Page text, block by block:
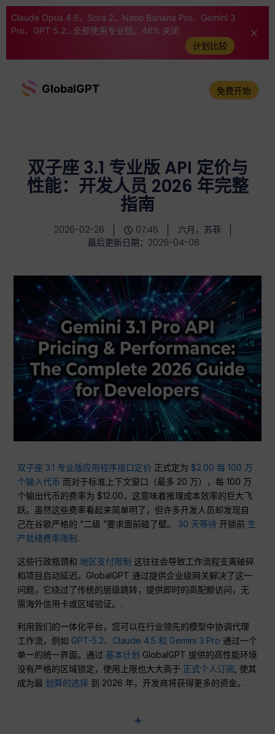
Claude Opus 4.6、Sora 2、Nano Banana Pro、Gemini 3
Pro、GPT 5.2...全部使用专业版。46% 关闭
计划比较
GlobalGPT 免费开始
双子座 3.1 专业版 API 定价与
性能：开发人员 2026 年完整
指南
2026-02-26 07:45
六月，苏菲
最后更新日期：2026-04-08
双子座 3.1 专业版应用程序接口定价 正式定为$2.00 每 100 万
个输入代币 而对于标准上下文窗口（最多 20 万），每 100 万
个输出代币的费率为 $12.00，这意味着推理成本效率的巨大飞
跃。虽然这些费率看起来简单明了，但许多开发人员却发现自
己在谷歌严格的 “二级 ”要求面前碰了壁。 30 天等待 开锁前 生
产就绪费率限制 .
这些行政瓶颈和地区支付限制 这往往会导致工作流程支离破碎
和项目启动延迟。GlobalGPT 通过提供企业级网关解决了这一
问题，它绕过了传统的层级跳转，提供即时的高配额访问，无
需海外信用卡或区域验证。.
利用我们的一体化平台，您可以在行业领先的模型中协调代理
工作流，例如 GPT-5.2、Claude 4.5 和 Gemini 3 Pro 通过一个
单一的统一界面。通过基本计划 GlobalGPT 提供的高性能环境
没有严格的区域锁定，使用上限也大大高于 正式个人订阅 , 使其
成为最 划算的选择 到 2026 年，开发商将获得更多的资金。.